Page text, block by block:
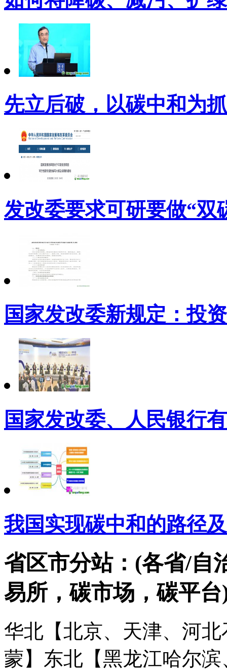
先立后破，以碳中和为
发改委要求可研要做“双
国家发改委新规定：投
国家发改委、人民银行
我国实现碳中和的路径
省区市分站：(各省/自
易所，碳市场，碳平台
华北【北京、天津、河
蒙】 东北【黑龙江哈尔